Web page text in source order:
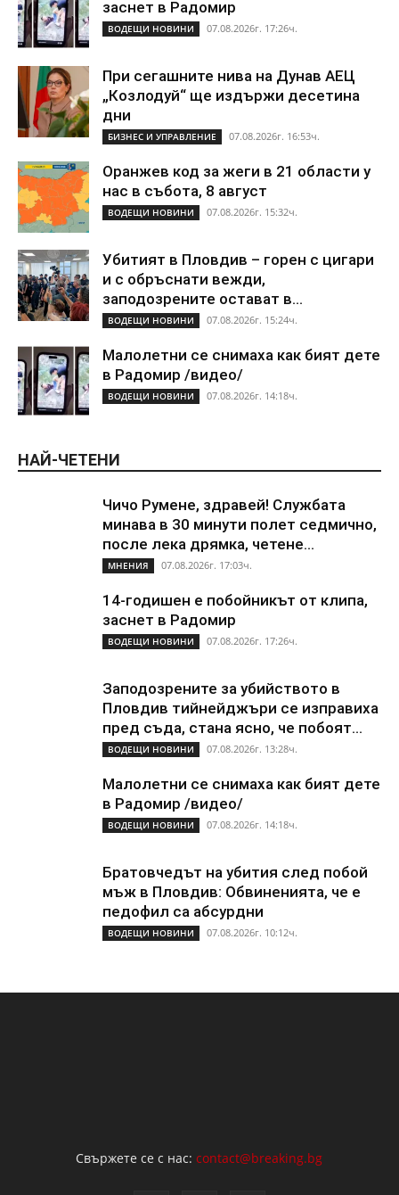
заснет в Радомир
ВОДЕЩИ НОВИНИ 07.08.2026г. 17:26ч.
При сегашните нива на Дунав АЕЦ
„Козлодуй“ ще издържи десетина
дни
БИЗНЕС И УПРАВЛЕНИЕ 07.08.2026г. 16:53ч.
Оранжев код за жеги в 21 области у
нас в събота, 8 август
ВОДЕЩИ НОВИНИ 07.08.2026г. 15:32ч.
Убитият в Пловдив – горен с цигари
и с обръснати вежди,
заподозрените остават в...
ВОДЕЩИ НОВИНИ 07.08.2026г. 15:24ч.
Малолетни се снимаха как бият дете
в Радомир /видео/
ВОДЕЩИ НОВИНИ 07.08.2026г. 14:18ч.
НАЙ-ЧЕТЕНИ
Чичо Румене, здравей! Службата
минава в 30 минути полет седмично,
после лека дрямка, четене...
МНЕНИЯ 07.08.2026г. 17:03ч.
14-годишен е побойникът от клипа,
заснет в Радомир
ВОДЕЩИ НОВИНИ 07.08.2026г. 17:26ч.
Заподозрените за убийството в
Пловдив тийнейджъри се изправиха
пред съда, стана ясно, че побоят...
ВОДЕЩИ НОВИНИ 07.08.2026г. 13:28ч.
Малолетни се снимаха как бият дете
в Радомир /видео/
ВОДЕЩИ НОВИНИ 07.08.2026г. 14:18ч.
Братовчедът на убития след побой
мъж в Пловдив: Обвиненията, че е
педофил са абсурдни
ВОДЕЩИ НОВИНИ 07.08.2026г. 10:12ч.
Свържете се с нас:contact@breaking.bg